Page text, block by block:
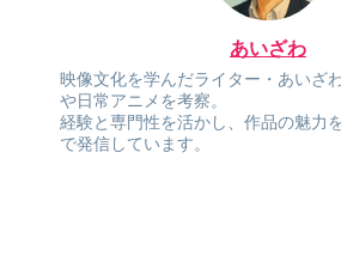
あいざわ
映像文化を学んだライター・あいざ
や日常アニメを考察。
経験と専門性を活かし、作品の魅力
で発信しています。